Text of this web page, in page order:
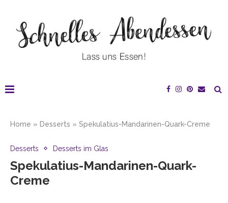
Home » Desserts » Spekulatius-Mandarinen-Quark-Creme
Desserts Desserts im Glas
Spekulatius-Mandarinen-Quark-
Creme